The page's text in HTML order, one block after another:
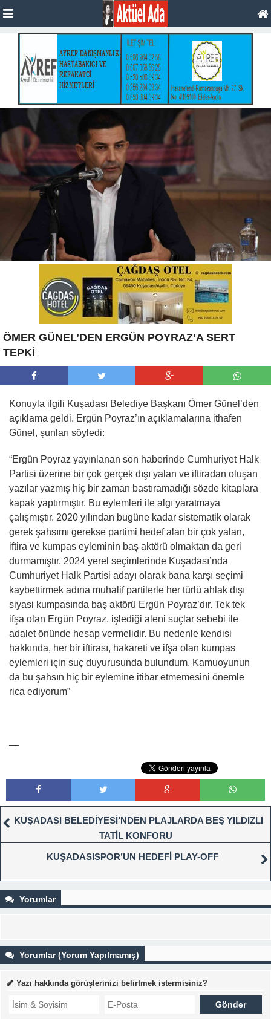
ÖMER GÜNEL’DEN ERGÜN POYRAZ’A SERT
TEPKİ
Konuyla ilgili Kuşadası Belediye Başkanı Ömer Günel’den
açıklama geldi. Ergün Poyraz’ın açıklamalarına ithafen
Günel, şunları söyledi:
“Ergün Poyraz yayınlanan son haberinde Cumhuriyet Halk
Partisi üzerine bir çok gerçek dışı yalan ve iftiradan oluşan
yazılar yazmış hiç bir zaman bastıramadığı sözde kitaplara
kapak yaptırmıştır. Bu eylemleri ile algı yaratmaya
çalışmıştır. 2020 yılından bugüne kadar sistematik olarak
gerek şahsımı gerekse partimi hedef alan bir çok yalan,
iftira ve kumpas eyleminin baş aktörü olmaktan da geri
durmamıştır. 2024 yerel seçimlerinde Kuşadası’nda
Cumhuriyet Halk Partisi adayı olarak bana karşı seçimi
kaybettirmek adına muhalif partilerle her türlü ahlak dışı
siyasi kumpasında baş aktörü Ergün Poyraz’dır. Tek tek
ifşa olan Ergün Poyraz, işlediği aleni suçlar sebebi ile
adalet önünde hesap vermelidir. Bu nedenle kendisi
hakkında, her bir iftirası, hakareti ve ifşa olan kumpas
eylemleri için suç duyurusunda bulundum. Kamuoyunun
da bu şahsın hiç bir eylemine itibar etmemesini önemle
rica ediyorum”
—
KUŞADASI BELEDİYESİ’NDEN PLAJLARDA BEŞ YILDIZLI
TATİL KONFORU
KUŞADASISPOR’UN HEDEFİ PLAY-OFF
Yorumlar
Yorumlar (Yorum Yapılmamış)
Yazı hakkında görüşlerinizi belirtmek istermisiniz?